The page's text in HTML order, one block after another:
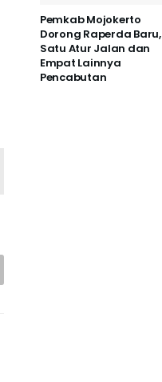
Pemkab Mojokerto
Dorong Raperda Baru,
Satu Atur Jalan dan
Empat Lainnya
Pencabutan